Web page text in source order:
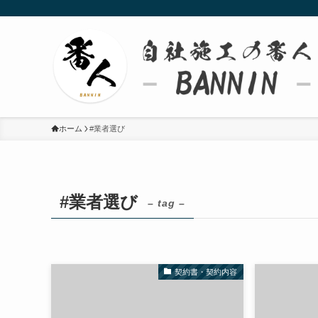
ホーム #業者選び
#業者選び – tag –
契約書・契約内容